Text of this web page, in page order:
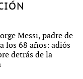
Messi, padre de
los 68 años: adiós
detrás de la